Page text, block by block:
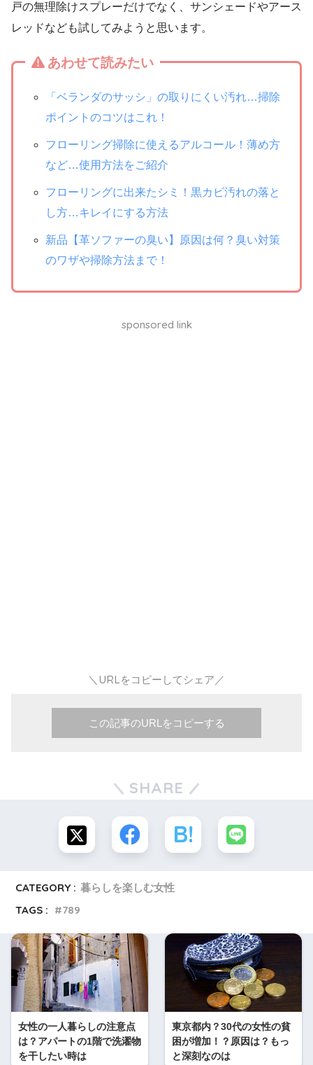
戸の無理除けスプレーだけでなく、サンシェードやアース
レッドなども試してみようと思います。
あわせて読みたい
「ベランダのサッシ」の取りにくい汚れ…掃除
ポイントのコツはこれ！
フローリング掃除に使えるアルコール！薄め方
など…使用方法をご紹介
フローリングに出来たシミ！黒カビ汚れの落と
し方…キレイにする方法
新品【革ソファーの臭い】原因は何？臭い対策
のワザや掃除方法まで！
sponsored link
＼URLをコピーしてシェア／
この記事のURLをコピーする
SHARE
CATEGORY : 暮らしを楽しむ女性
TAGS :
789
女性の一人暮らしの注意点
は？アパートの1階で洗濯物
を干したい時は
東京都内？30代の女性の貧
困が増加！？原因は？もっ
と深刻なのは